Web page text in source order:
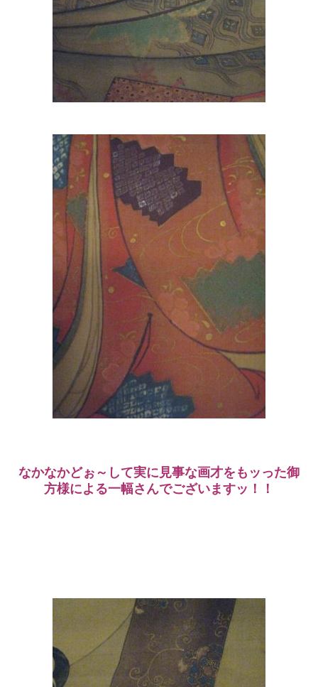
なかなかどぉ～して実に見事な画才をもッった御
方様による一幅さんでございますッ！！